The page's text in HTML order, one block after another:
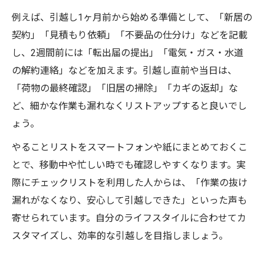
例えば、引越し1ヶ月前から始める準備として、「新居の
契約」「見積もり依頼」「不要品の仕分け」などを記載
し、2週間前には「転出届の提出」「電気・ガス・水道
の解約連絡」などを加えます。引越し直前や当日は、
「荷物の最終確認」「旧居の掃除」「カギの返却」な
ど、細かな作業も漏れなくリストアップすると良いでし
ょう。
やることリストをスマートフォンや紙にまとめておくこ
とで、移動中や忙しい時でも確認しやすくなります。実
際にチェックリストを利用した人からは、「作業の抜け
漏れがなくなり、安心して引越しできた」といった声も
寄せられています。自分のライフスタイルに合わせてカ
スタマイズし、効率的な引越しを目指しましょう。